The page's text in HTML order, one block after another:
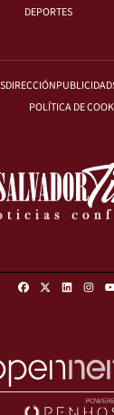
DEPORTES
DIRECCIÓNPUBLICIDAD
POLÍTICA DE
FacebookLinkedin